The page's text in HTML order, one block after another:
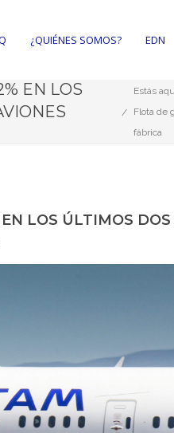
¿QUIÉNES SOMOS? EDN
EN LOS
Estás
Flota de
fábrica
LOS ÚLTIMOS